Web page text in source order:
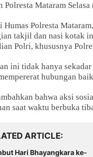
Polresta Mataram
Humas Polresta
takjil dan nasi kotak
Polri, khususnya
ini tidak hanya
hubungan
bahwa aksi
saat waktu berbuka
ARTICLE
Hari Bhayangkara ke-